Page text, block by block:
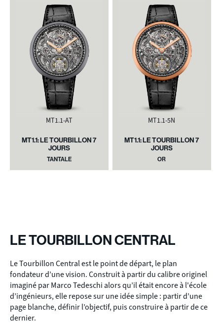
MT1.1-AT
MT1.1: LE TOURBILLON 7
JOURS
TANTALE
MT1.1-5N
MT1.1: LE TOURBILLON 7
JOURS
OR
LE TOURBILLON CENTRAL
Le Tourbillon Central est le point de départ, le plan
fondateur d’une vision. Construit à partir du calibre originel
imaginé par Marco Tedeschi alors qu’il était encore à l'école
d’ingénieurs, elle repose sur une idée simple : partir d’une
page blanche, définir l’objectif, puis construire à partir de ce
dernier.